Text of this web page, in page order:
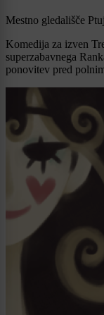
Mestno gledališče Ptuj
Komedija za izven
superzabavnega
ponovitev pred